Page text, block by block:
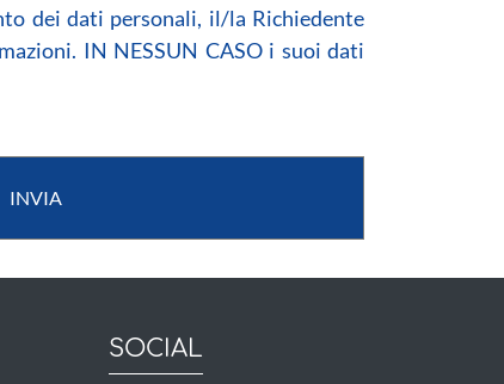
dei dati personali, il/la Richiedente
IN NESSUN CASO i suoi dati
INVIA
SOCIAL